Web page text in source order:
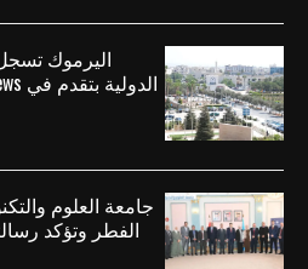
اليرموك
جامعة العلوم
الفطر وتؤكد